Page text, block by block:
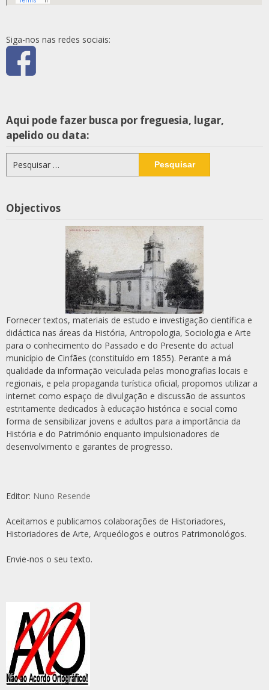
Siga-nos nas redes sociais:
Aqui pode fazer busca por freguesia, lugar,
apelido ou data:
por:
Objectivos
Fornecer textos, materiais de estudo e investigação científica e
didáctica nas áreas da História, Antropologia, Sociologia e Arte
para o conhecimento do Passado e do Presente do actual
município de Cinfães (constituído em 1855). Perante a má
qualidade da informação veiculada pelas monografias locais e
regionais, e pela propaganda turística oficial, propomos utilizar a
internet como espaço de divulgação e discussão de assuntos
estritamente dedicados à educação histórica e social como
forma de sensibilizar jovens e adultos para a importância da
História e do Património enquanto impulsionadores de
desenvolvimento e garantes de progresso.
Editor: Nuno Resende
Aceitamos e publicamos colaborações de Historiadores,
Historiadores de Arte, Arqueólogos e outros Patrimonológos.
Envie-nos o seu texto.